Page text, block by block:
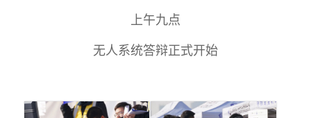
上午九点
无人系统答辩正式开始